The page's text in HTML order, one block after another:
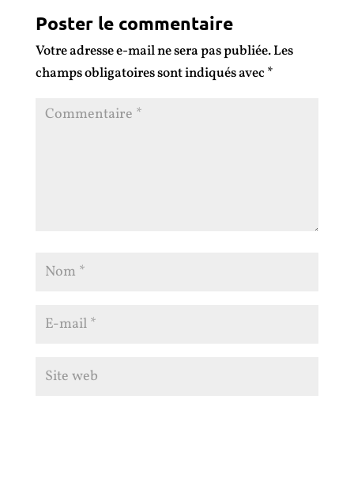
Poster le commentaire
Votre adresse e-mail ne sera pas publiée.Les
champs obligatoires sont indiqués avec *